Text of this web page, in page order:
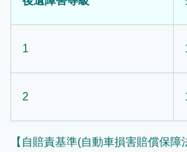
1
2
【自賠責基準(自動車損害賠償保障